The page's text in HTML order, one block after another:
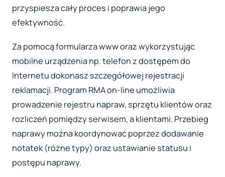
przyspiesza cały proces i poprawia jego
efektywność.
Za pomocą formularza www oraz wykorzystując
mobilne urządzenia np. telefon z dostępem do
Internetu dokonasz szczegółowej rejestracji
reklamacji. Program RMA on-line umożliwia
prowadzenie rejestru napraw, sprzętu klientów oraz
rozliczeń pomiędzy serwisem, a klientami. Przebieg
naprawy można koordynować poprzez dodawanie
notatek (różne typy) oraz ustawianie statusu i
postępu naprawy.